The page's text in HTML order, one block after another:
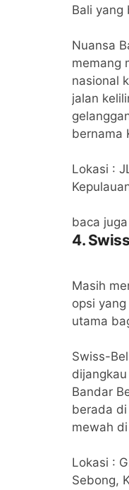
Bali yang
Nuansa
memang
nasional
jalan
bernama
Lokasi :
baca
4.
Masih
opsi
utama
Swiss-
Bandar
berada
mewah
Lokasi :
Sebong,